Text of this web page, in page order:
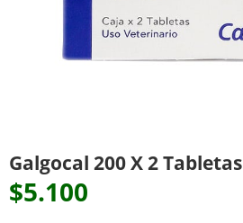
Galgocal 200 X 2 Tabletas
$5.100